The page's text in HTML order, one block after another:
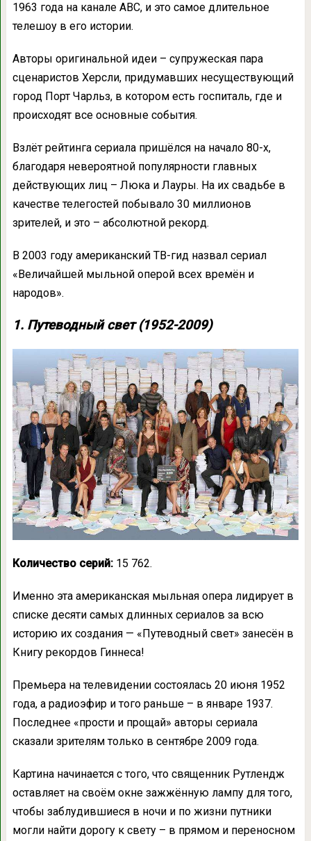
1963 года на канале АВС, и это самое длительное
телешоу в его истории.
Авторы оригинальной идеи – супружеская пара
сценаристов Херсли, придумавших несуществующий
город Порт Чарльз, в котором есть госпиталь, где и
происходят все основные события.
Взлёт рейтинга сериала пришёлся на начало 80-х,
благодаря невероятной популярности главных
действующих лиц – Люка и Лауры. На их свадьбе в
качестве телегостей побывало 30 миллионов
зрителей, и это – абсолютной рекорд.
В 2003 году американский ТВ-гид назвал сериал
«Величайшей мыльной оперой всех времён и
народов».
1. Путеводный свет (1952-2009)
Количество серий:15 762.
Именно эта американская мыльная опера лидирует в
списке десяти самых длинных сериалов за всю
историю их создания — «Путеводный свет» занесён в
Книгу рекордов Гиннеса!
Премьера на телевидении состоялась 20 июня 1952
года, а радиоэфир и того раньше – в январе 1937.
Последнее «прости и прощай» авторы сериала
сказали зрителям только в сентябре 2009 года.
Картина начинается с того, что священник Рутлендж
оставляет на своём окне зажжённую лампу для того,
чтобы заблудившиеся в ночи и по жизни путники
могли найти дорогу к свету – в прямом и переносном